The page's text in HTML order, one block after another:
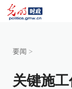
要闻 >
关键施